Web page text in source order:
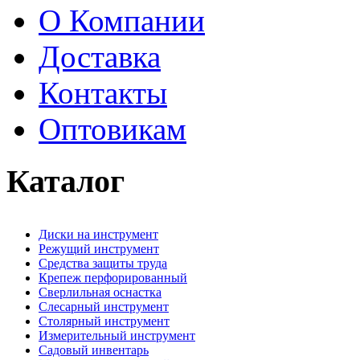
О Компании
Доставка
Контакты
Оптовикам
Каталог
Диски на инструмент
Режущий инструмент
Средства защиты труда
Крепеж перфорированный
Сверлильная оснастка
Слесарный инструмент
Столярный инструмент
Измерительный инструмент
Садовый инвентарь